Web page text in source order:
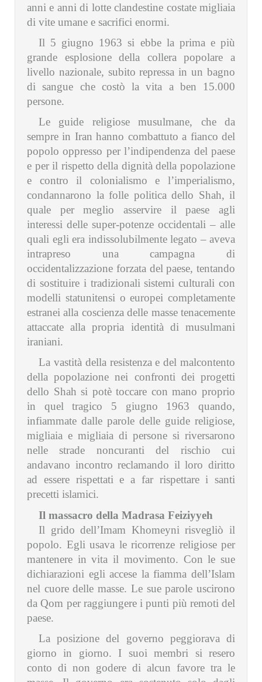
anni e anni di lotte clandestine costate migliaia
di vite umane e sacrifici enormi.
Il 5 giugno 1963 si ebbe la prima e più
grande esplosione della collera popolare a
livello nazionale, subito repressa in un bagno
di sangue che costò la vita a ben 15.000
persone.
Le guide religiose musulmane, che da
sempre in Iran hanno combattuto a fianco del
popolo oppresso per l’indipendenza del paese
e per il rispetto della dignità della popolazione
e contro il colonialismo e l’imperialismo,
condannarono la folle politica dello Shah, il
quale per meglio asservire il paese agli
interessi delle super-potenze occidentali – alle
quali egli era indissolubilmente legato – aveva
intrapreso una campagna di
occidentalizzazione forzata del paese, tentando
di sostituire i tradizionali sistemi culturali con
modelli statunitensi o europei completamente
estranei alla coscienza delle masse tenacemente
attaccate alla propria identità di musulmani
iraniani.
La vastità della resistenza e del malcontento
della popolazione nei confronti dei progetti
dello Shah si potè toccare con mano proprio
in quel tragico 5 giugno 1963 quando,
infiammate dalle parole delle guide religiose,
migliaia e migliaia di persone si riversarono
nelle strade noncuranti del rischio cui
andavano incontro reclamando il loro diritto
ad essere rispettati e a far rispettare i santi
precetti islamici.
Il massacro della Madrasa Feiziyyeh
Il grido dell’Imam Khomeyni risvegliò il
popolo. Egli usava le ricorrenze religiose per
mantenere in vita il movimento. Con le sue
dichiarazioni egli accese la fiamma dell’Islam
nel cuore delle masse. Le sue parole uscirono
da Qom per raggiungere i punti più remoti del
paese.
La posizione del governo peggiorava di
giorno in giorno. I suoi membri si resero
conto di non godere di alcun favore tra le